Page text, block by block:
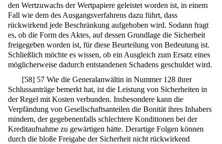
den Wertzuwachs der Wertpapiere geleistet worden ist, in einem
Fall wie dem des Ausgangsverfahrens dazu führt, dass
rückwirkend jede Beschränkung aufgehoben wird. Sodann fragt
es, ob die Form des Aktes, auf dessen Grundlage die Sicherheit
freigegeben worden ist, für diese Beurteilung von Bedeutung ist.
Schließlich möchte es wissen, ob ein Ausgleich zum Ersatz eines
möglicherweise dadurch entstandenen Schadens geschuldet wird.
[58] 57 Wie die Generalanwältin in Nummer 128 ihrer
Schlussanträge bemerkt hat, ist die Leistung von Sicherheiten in
der Regel mit Kosten verbunden. Insbesondere kann die
Verpfändung von Gesellschaftsanteilen die Bonität ihres Inhabers
mindern, der gegebenenfalls schlechtere Konditionen bei der
Kreditaufnahme zu gewärtigen hätte. Derartige Folgen können
durch die bloße Freigabe der Sicherheit nicht rückwirkend